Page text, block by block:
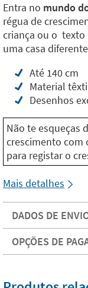
Entra no mundo
régua de
criança ou o texto
uma casa
Até 140 cm
Material
Desenhos
Não te esqueças
crescimento com
para registar o
Mais detalhes
DADOS DE
OPÇÕES DE